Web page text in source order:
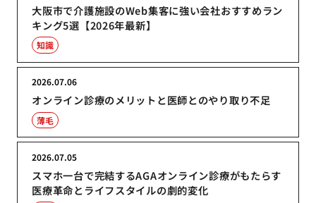
大阪市で介護施設のWeb集客に強い会社おすすめラン
キング5選【2026年最新】
知識
オンライン診療のメリットと医師とのやり取り不足
2026.07.06
薄毛
スマホ一台で完結するAGAオンライン診療がもたらす
医療革命とライフスタイルの劇的変化
2026.07.05